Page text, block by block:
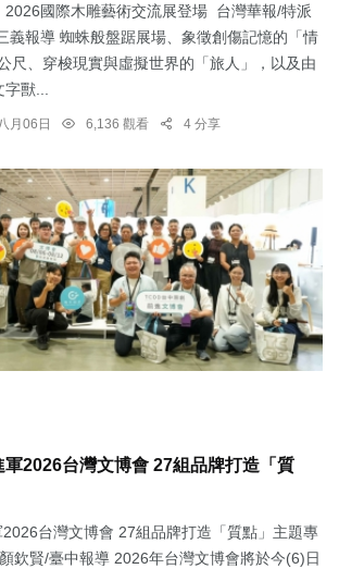
2026國際木雕藝術交流展登場 台灣華報/特派
義報導 蜘蛛般盤踞展場、象徵創傷記憶的「情
尺、穿梭現實與虛擬世界的「旅人」，以及由
獸...
月06日 6,136 觀看 4 分享
2026台灣文博會 27組品牌打造「質
台灣文博會 27組品牌打造「質點」主題專
欽賢/臺中報導 2026年台灣文博會將於今(6)日